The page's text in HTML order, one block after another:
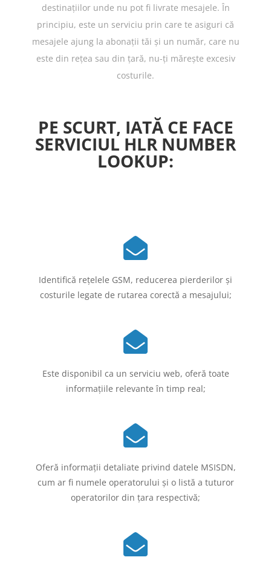
destinaţiilor unde nu pot fi livrate mesajele. În
principiu, este un serviciu prin care te asiguri că
mesajele ajung la abonaţii tăi şi un număr, care nu
este din reţea sau din ţară, nu-ţi măreşte excesiv
costurile.
PE SCURT, IATĂ CE FACE
SERVICIUL HLR NUMBER
LOOKUP:
Identifică reţelele GSM, reducerea pierderilor şi
costurile legate de rutarea corectă a mesajului;
Este disponibil ca un serviciu web, oferă toate
informaţiile relevante în timp real;
Oferă informaţii detaliate privind datele MSISDN,
cum ar fi numele operatorului şi o listă a tuturor
operatorilor din ţara respectivă;